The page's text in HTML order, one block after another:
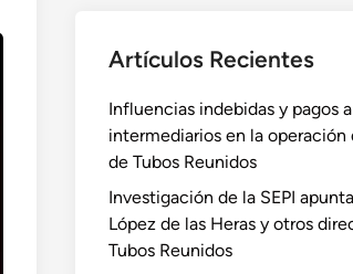
Artículos Recientes
Influencias indebidas y pagos a
intermediarios en la operación
de Tubos Reunidos
Investigación de la SEPI
López de las Heras y otros
Tubos Reunidos